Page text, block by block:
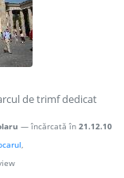
de trimf dedicat
— încărcată în 21.12.10
,